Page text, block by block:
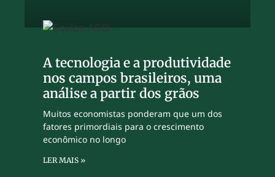
A tecnologia e a produtividade
nos campos brasileiros, uma
análise a partir dos grãos
Muitos economistas ponderam que um dos
fatores primordiais para o crescimento
econômico no longo
LER MAIS »